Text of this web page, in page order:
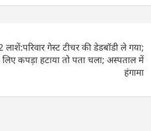
गेस्ट टीचर की डेडबॉडी ले गया;
कपड़ा हटाया तो पता चला; अस्पताल में
हंगामा